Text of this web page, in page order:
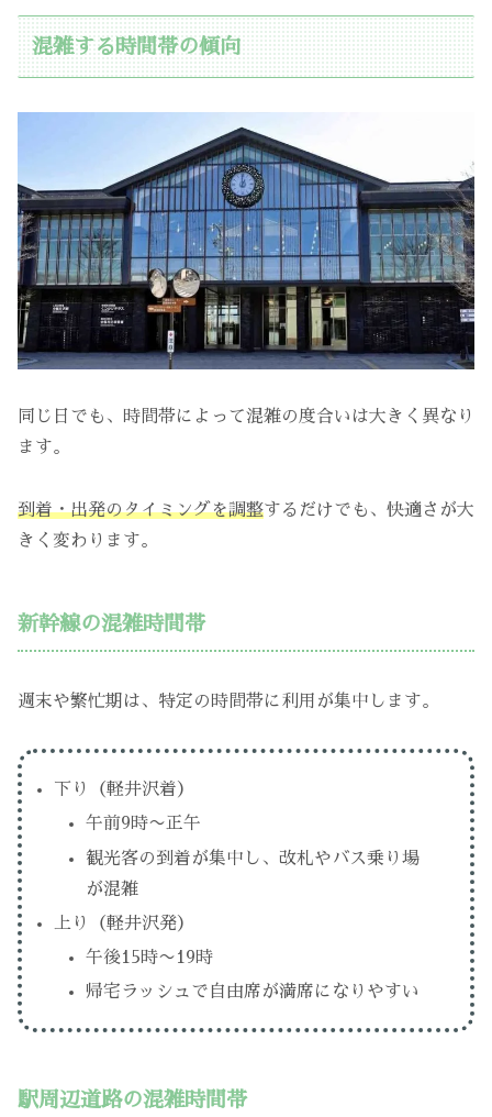
混雑する時間帯の傾向
同じ日でも、時間帯によって混雑の度合いは大きく異なり
ます。
到着・出発のタイミングを調整するだけでも、快適さが大
きく変わります。
新幹線の混雑時間帯
週末や繁忙期は、特定の時間帯に利用が集中します。
下り（軽井沢着）
午前9時〜正午
観光客の到着が集中し、改札やバス乗り場
が混雑
上り（軽井沢発）
午後15時〜19時
帰宅ラッシュで自由席が満席になりやすい
駅周辺道路の混雑時間帯